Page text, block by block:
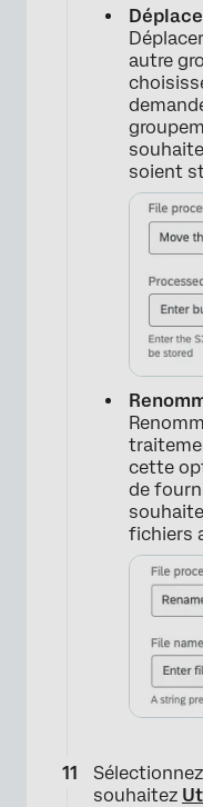
autre
soient
cette
de
fichiers
souhaitez